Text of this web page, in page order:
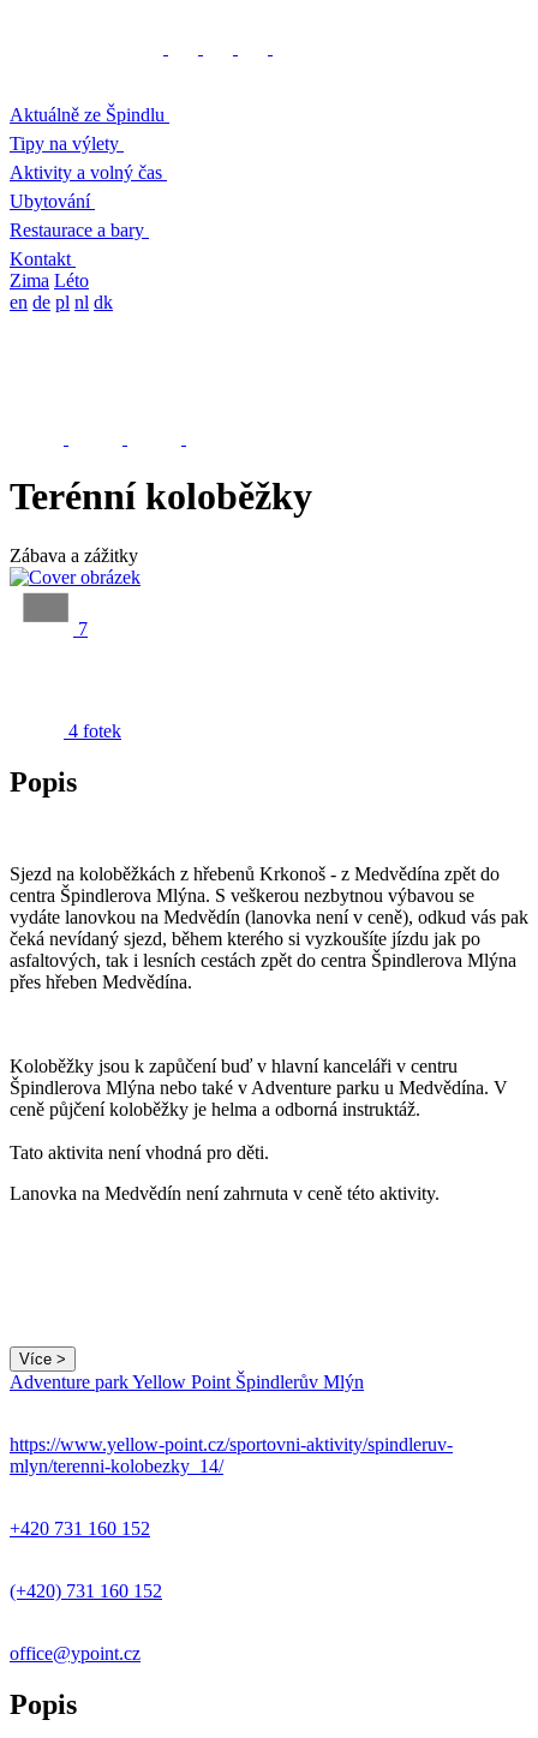
Aktuálně ze Špindlu
Tipy na výlety
Aktivity a volný čas
Ubytování
Restaurace a bary
Kontakt
Zima Léto
en de pl nl dk
Terénní koloběžky
Zábava a zážitky
7
4 fotek
Popis
Sjezd na koloběžkách z hřebenů Krkonoš - z Medvědína zpět do
centra Špindlerova Mlýna. S veškerou nezbytnou výbavou se
vydáte lanovkou na Medvědín (lanovka není v ceně), odkud vás pak
čeká nevídaný sjezd, během kterého si vyzkoušíte jízdu jak po
asfaltových, tak i lesních cestách zpět do centra Špindlerova Mlýna
přes hřeben Medvědína.
Koloběžky jsou k zapůčení buď v hlavní kanceláři v centru
Špindlerova Mlýna nebo také v Adventure parku u Medvědína. V
ceně půjčení koloběžky je helma a odborná instruktáž.
Tato aktivita není vhodná pro děti.
Lanovka na Medvědín není zahrnuta v ceně této aktivity.
Více >
Adventure park Yellow Point Špindlerův Mlýn
https://www.yellow-point.cz/sportovni-aktivity/spindleruv-
mlyn/terenni-kolobezky_14/
+420 731 160 152
(+420) 731 160 152
office@ypoint.cz
Popis